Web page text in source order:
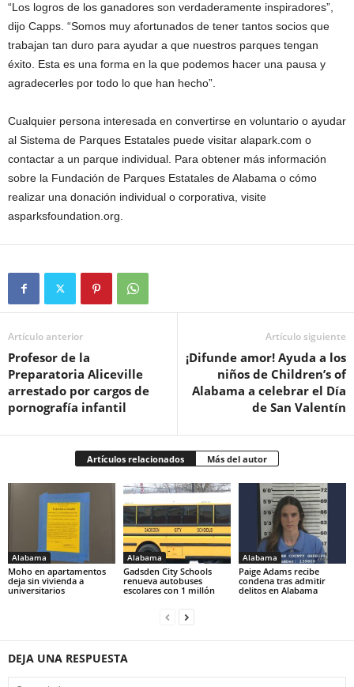
“Los logros de los ganadores son verdaderamente inspiradores”,
dijo Capps. “Somos muy afortunados de tener tantos socios que
trabajan tan duro para ayudar a que nuestros parques tengan
éxito. Esta es una forma en la que podemos hacer una pausa y
agradecerles por todo lo que han hecho”.
Cualquier persona interesada en convertirse en voluntario o ayudar
al Sistema de Parques Estatales puede visitar alapark.com o
contactar a un parque individual. Para obtener más información
sobre la Fundación de Parques Estatales de Alabama o cómo
realizar una donación individual o corporativa, visite
asparksfoundation.org.
Artículo anterior
Profesor de la
Preparatoria Aliceville
arrestado por cargos de
pornografía infantil
Artículo siguiente
¡Difunde amor! Ayuda a los
niños de Children’s of
Alabama a celebrar el Día
de San Valentín
Artículos relacionados Más del autor
Alabama
Moho en apartamentos
deja sin vivienda a
universitarios
Alabama
Gadsden City Schools
renueva autobuses
escolares con 1 millón
Alabama
Paige Adams recibe
condena tras admitir
delitos en Alabama
DEJA UNA RESPUESTA